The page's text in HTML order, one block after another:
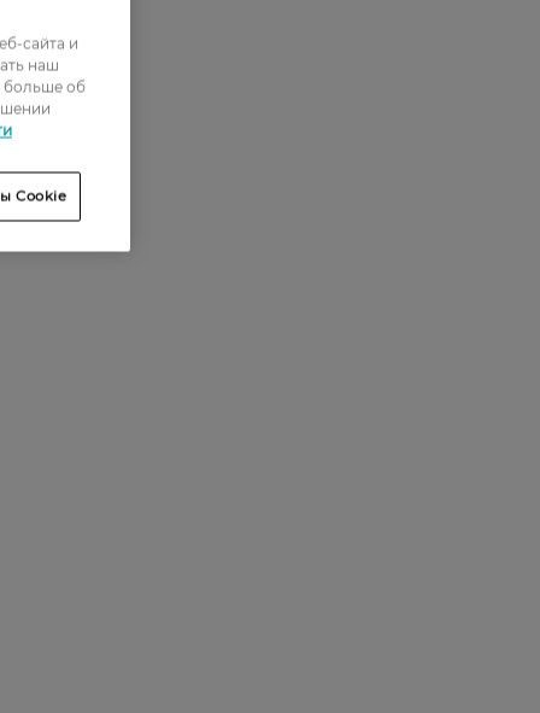
сайта и
наш
больше об
Cookie